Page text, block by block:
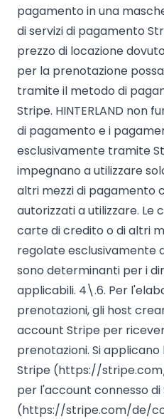
pagamento in una
di servizi di pagamento
prezzo di locazione
per la prenotazione
tramite il metodo di
Stripe. HINTERLAND non
di pagamento e i
esclusivamente tramite
impegnano a utilizzare
altri mezzi di pagamento
autorizzati a utilizzare. Le
carte di credito o di altri
regolate esclusivamente
sono determinanti per i
applicabili. 4\.6. Per
prenotazioni, gli host
account Stripe per
prenotazioni. Si applicano
Stripe (https://
per l'account connesso di
(https://stripe.com/de/